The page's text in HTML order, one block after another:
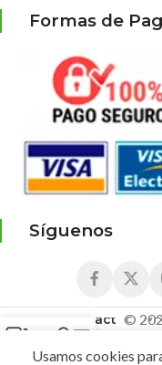
Formas de
Síguenos
©
CarritoMi cuenta
Menú
Usamos cookies
Acrílico
Abstract
Primario
4,95 €
IVA